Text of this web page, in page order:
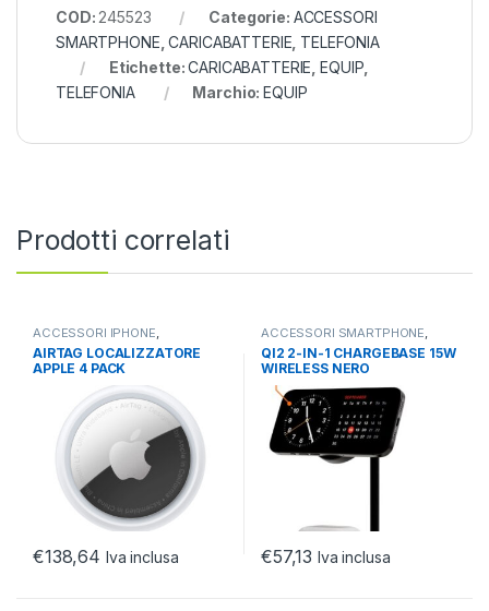
COD: 245523 Categorie: ACCESSORI
SMARTPHONE ,CARICABATTERIE TELEFONIA
Etichette:CARICABATTERIE ,EQUIP
TELEFONIA
Marchio:EQUIP
Prodotti correlati
ACCESSORI IPHONE,
ACCESSORI SMARTPHONE,
TELEFONIA
AIRTAG LOCALIZZATORE
APPLE 4 PACK
€138,64 Iva inclusa
ACCESSORI SMARTPHONE,
POWERBANK, TELEFONIA
QI2 2-IN-1 CHARGEBASE 15W
WIRELESS NERO
€57,13 Iva inclusa